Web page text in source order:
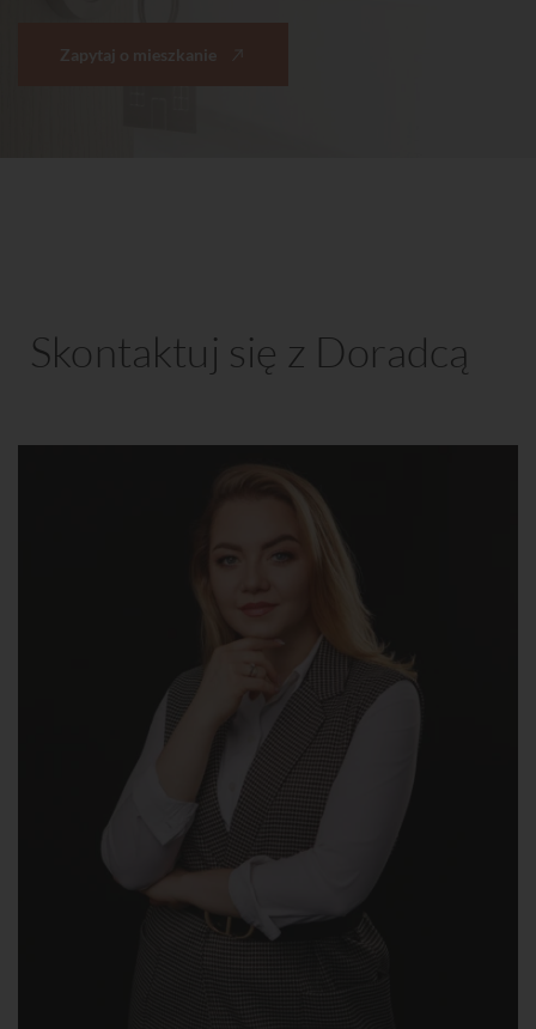
Zapytaj o mieszkanie
Skontaktuj się z Doradcą